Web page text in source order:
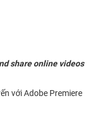
share online videos
với Adobe Premiere